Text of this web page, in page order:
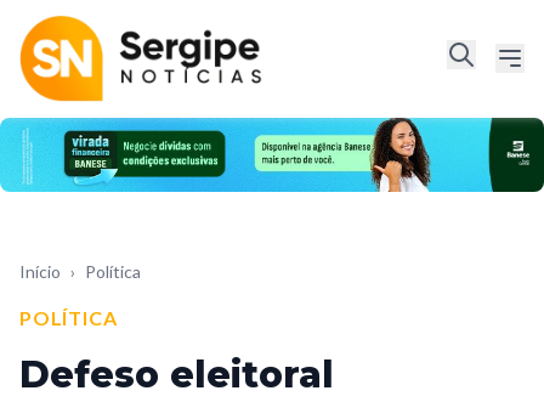
Início › Política
POLÍTICA
Defeso eleitoral